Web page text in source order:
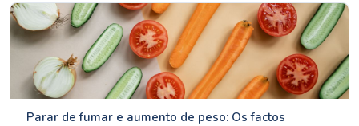
Parar de fumar e aumento de peso: Os factos